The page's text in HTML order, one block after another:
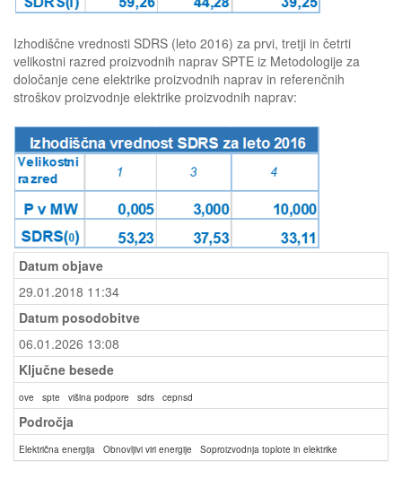
Izhodiščne vrednosti SDRS (leto 2016) za prvi, tretji in četrti
velikostni razred proizvodnih naprav SPTE iz Metodologije za
določanje cene elektrike proizvodnih naprav in referenčnih
stroškov proizvodnje elektrike proizvodnih naprav:
Datum objave
29.01.2018 11:34
Datum posodobitve
06.01.2026 13:08
Ključne besede
ove spte višina podpore sdrs cepnsd
Področja
Električna energija Obnovljivi viri energije Soproizvodnja toplote in elektrike